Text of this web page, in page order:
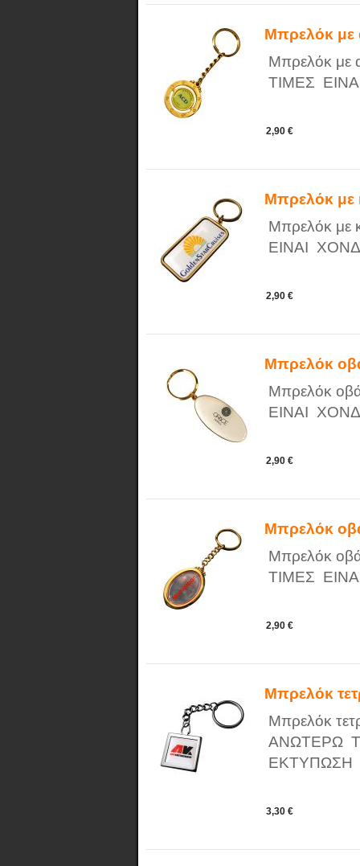
Μπρελόκ με
Μπρελόκ με
ΤΙΜΕΣ
2,90 €
Μπρελόκ με
Μπρελόκ με
ΕΙΝΑΙ
2,90 €
Μπρελόκ
Μπρελόκ
ΕΙΝΑΙ
2,90 €
Μπρελόκ
Μπρελόκ
ΤΙΜΕΣ
2,90 €
Μπρελόκ
Μπρελόκ
ΑΝΩΤΕΡΩ
ΕΚΤΥΠΩΣΗ
3,30 €